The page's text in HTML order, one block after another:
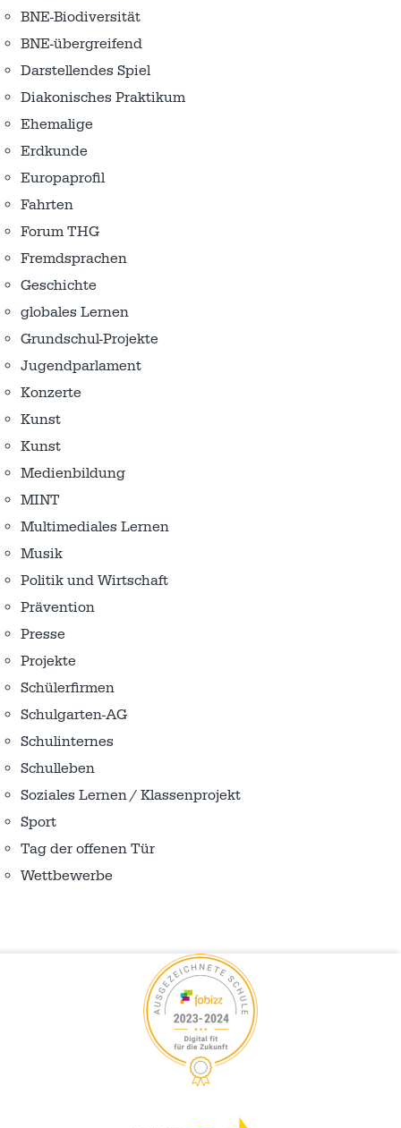
BNE-Biodiversität
BNE-übergreifend
Darstellendes Spiel
Diakonisches Praktikum
Ehemalige
Erdkunde
Europaprofil
Fahrten
Forum THG
Fremdsprachen
Geschichte
globales Lernen
Grundschul-Projekte
Jugendparlament
Konzerte
Kunst
Kunst
Medienbildung
MINT
Multimediales Lernen
Musik
Politik und Wirtschaft
Prävention
Presse
Projekte
Schülerfirmen
Schulgarten-AG
Schulinternes
Schulleben
Soziales Lernen / Klassenprojekt
Sport
Tag der offenen Tür
Wettbewerbe